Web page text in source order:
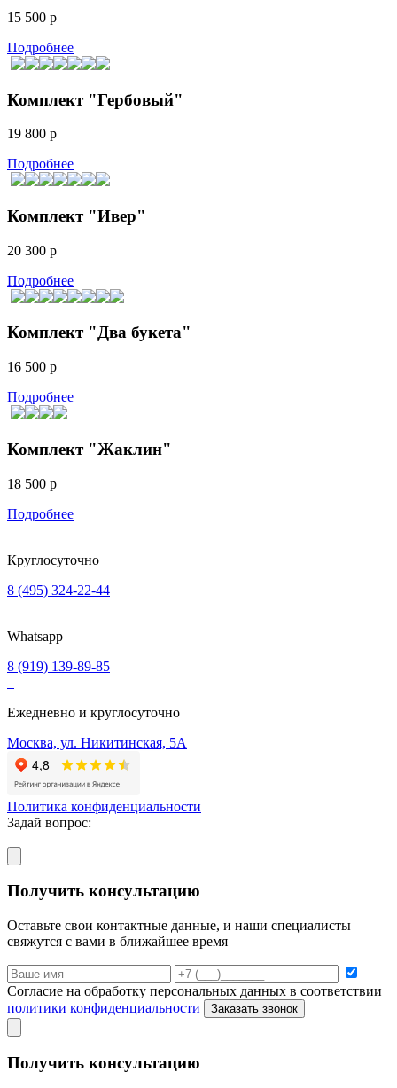
15 500 р
Подробнее
Комплект "Гербовый"
19 800 р
Подробнее
Комплект "Ивер"
20 300 р
Подробнее
Комплект "Два букета"
16 500 р
Подробнее
Комплект "Жаклин"
18 500 р
Подробнее
Круглосуточно
8 (495) 324-22-44
Whatsapp
8 (919) 139-89-85
Ежедневно и круглосуточно
Москва, ул. Никитинская, 5А
Политика конфиденциальности
Задай вопрос:
Получить консультацию
Оставьте свои контактные данные, и наши специалисты
свяжутся с вами в ближайшее время
Согласие на обработку персональных данных в соответствии
политики конфиденциальности
Заказать звонок
Получить консультацию